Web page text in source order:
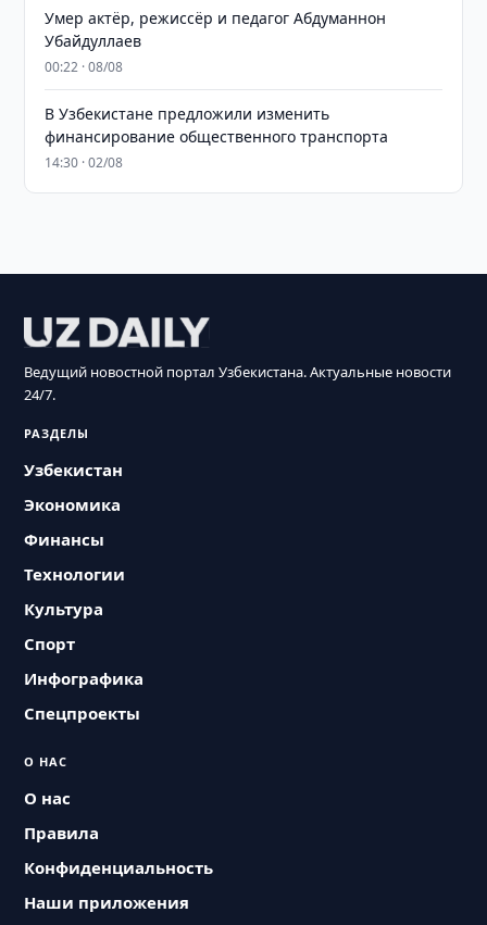
Умер актёр, режиссёр и педагог Абдуманнон
Убайдуллаев
00:22 · 08/08
В Узбекистане предложили изменить
финансирование общественного транспорта
14:30 · 02/08
Ведущий новостной портал Узбекистана. Актуальные новости
24/7.
РАЗДЕЛЫ
Узбекистан
Экономика
Финансы
Технологии
Культура
Спорт
Инфографика
Спецпроекты
О НАС
О нас
Правила
Конфиденциальность
Наши приложения